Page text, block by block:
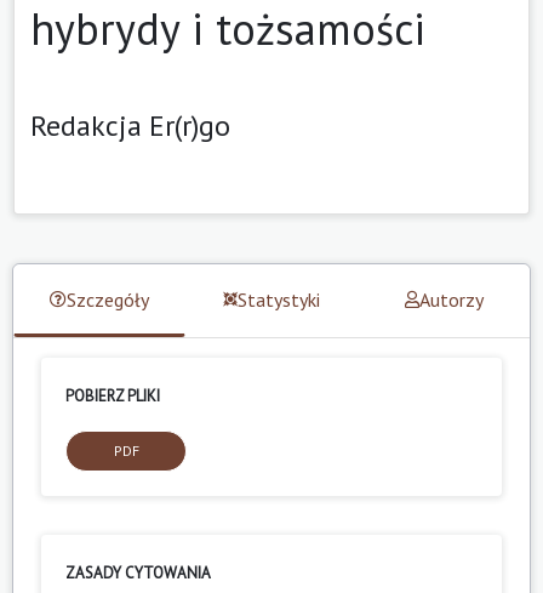
hybrydy i tożsamości
Redakcja Er(r)go
Szczegóły Statystyki Autorzy
POBIERZ PLIKI
PDF
ZASADY CYTOWANIA